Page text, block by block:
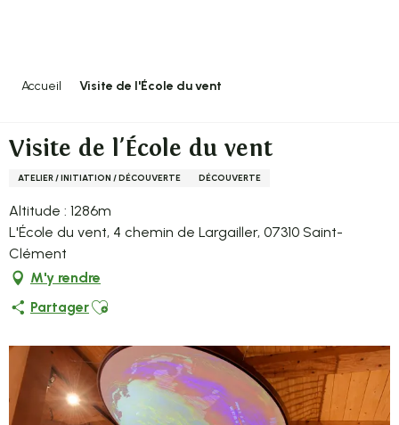
Accueil Visite de l'École du vent
Visite de l'École du vent
ATELIER / INITIATION / DÉCOUVERTE DÉCOUVERTE
Altitude : 1286m
L'École du vent, 4 chemin de Largailler, 07310 Saint-
Clément
M'y rendre
PartagerAjouter aux favoris